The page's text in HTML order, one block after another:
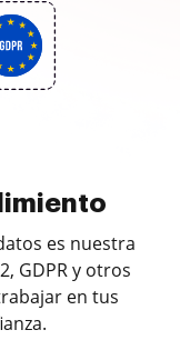
es nuestra
GDPR y otros
en tus